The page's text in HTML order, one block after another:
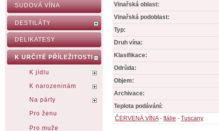
Vinařská oblast:
Vinařská podoblast:
Typ:
Druh vína:
Klasifikace:
Odrůda:
Objem:
Archivace:
Teplota podávání:
ČERVENÁ VÍNA- Itálie - Tuscany
SUDOVÁ VÍNA
DESTILÁTY
DELIKATESY
K URČITÉ PŘÍLEŽITOSTI
K jídlu
K narozeninám
Na párty
Pro ženu
Pro muže